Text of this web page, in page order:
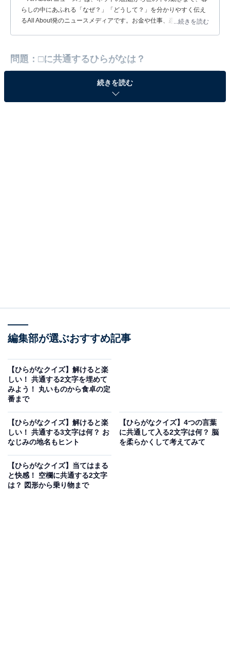
らしの中にあふれる「なぜ？」「どうして？」を分かりやすく伝え
るAll About発のニュースメディアです。お金や仕事、恋愛、ITに関
...続きを読む
問題：□に共通するひらがなは？
□□もにー
選択肢の中から良いものを慎重に選ぶこと、そして結婚
式や葬儀などの伝統的で厳かな式典を思い浮かべてみて
ください。
次ページ 正解を見る
続きを読む
編集部が選ぶおすすめ記事
【ひらがなクイズ】解けると楽
しい！ 共通する2文字を埋めて
みよう！ 丸いものから食卓の定
番まで
【ひらがなクイズ】解けると楽
しい！ 共通する3文字は何？ お
なじみの地名もヒント
【ひらがなクイズ】4つの言葉
に共通して入る2文字は何？ 脳
を柔らかくして考えてみて
【ひらがなクイズ】当てはまる
と快感！ 空欄に共通する2文字
は？ 図形から乗り物まで